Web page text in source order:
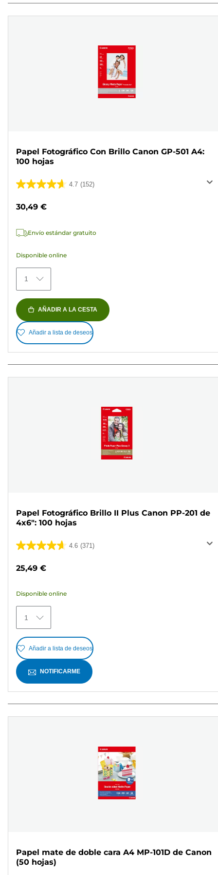
Papel Fotográfico Con Brillo Canon GP-501 A4:
100 hojas
4.7 (152)
4.7
5
152
30,49 €
Envío estándar gratuito
Disponible online
1
AÑADIR A LA CESTA
Añadir a lista de deseos
Papel Fotográfico Brillo II Plus Canon PP-201 de
4x6": 100 hojas
4.6 (371)
4.6
5
371
reseñas
25,49 €
Disponible online
1
Añadir a lista de deseos
NOTIFICARME
Papel mate de doble cara A4 MP-101D de Canon
(50 hojas)